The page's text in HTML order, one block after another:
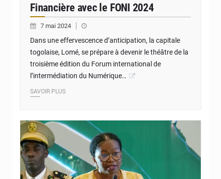
Financière avec le FONI 2024
7 mai 2024
Dans une effervescence d’anticipation, la capitale
togolaise, Lomé, se prépare à devenir le théâtre de la
troisième édition du Forum international de
l’intermédiation du Numérique…
SAVOIR PLUS